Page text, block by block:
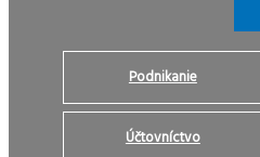
Podnikanie
Účtovníctvo